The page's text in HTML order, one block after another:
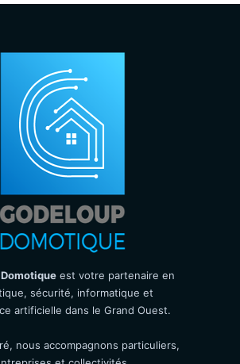
est votre partenaire en
sécurité, informatique et
artificielle dans le Grand Ouest.
nous accompagnons particuliers,